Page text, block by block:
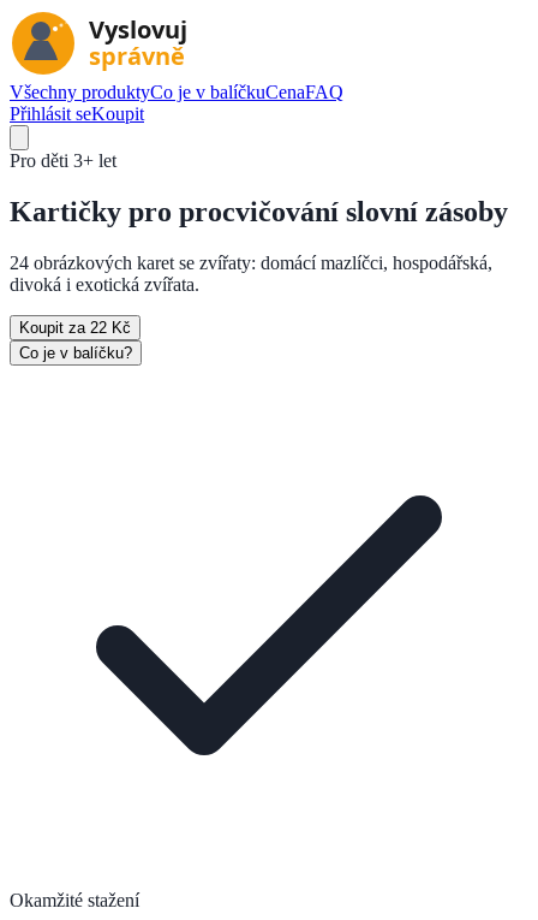
Všechny produktyCo je v balíčkuCenaFAQ
Přihlásit seKoupit
Pro děti 3+ let
Kartičky pro procvičování slovní zásoby
24 obrázkových karet se zvířaty: domácí mazlíčci, hospodářská,
divoká i exotická zvířata.
Koupit za 22 Kč
Co je v balíčku?
Okamžité stažení